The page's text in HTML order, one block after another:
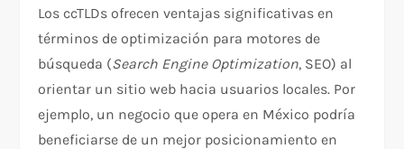
Los ccTLDs ofrecen ventajas significativas en
términos de optimización para motores de
búsqueda (Search Engine Optimization, SEO) al
orientar un sitio web hacia usuarios locales. Por
ejemplo, un negocio que opera en México podría
beneficiarse de un mejor posicionamiento en